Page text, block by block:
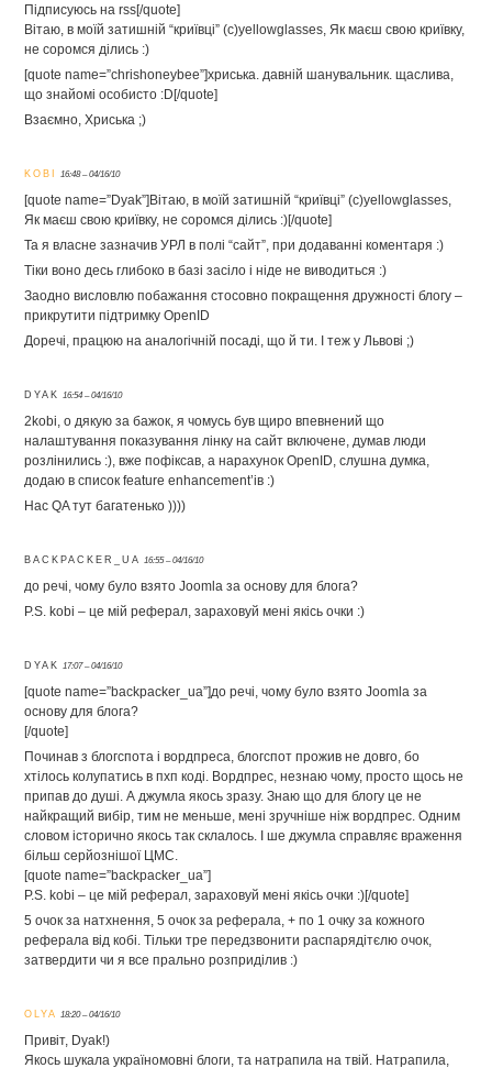
Підписуюсь на rss[/quote]
Вітаю, в моїй затишній “криївці” (с)yellowglasses, Як маєш свою криївку,
не соромся ділись :)
[quote name=”chrishoneybee”]хриська. давній шанувальник. щаслива,
що знайомі особисто :D[/quote]
Взаємно, Хриська ;)
KOBI 16:48 – 04/16/10
[quote name=”Dyak”]Вітаю, в моїй затишній “криївці” (с)yellowglasses,
Як маєш свою криївку, не соромся ділись :)[/quote]
Та я власне зазначив УРЛ в полі “сайт”, при додаванні коментаря :)
Тіки воно десь глибоко в базі засіло і ніде не виводиться :)
Заодно висловлю побажання стосовно покращення дружності блогу –
прикрутити підтримку OpenID
Доречі, працюю на аналогічній посаді, що й ти. І теж у Львові ;)
DYAK 16:54 – 04/16/10
2kobi, о дякую за бажок, я чомусь був щиро впевнений що
налаштування показування лінку на сайт включене, думав люди
розлінились :), вже пофіксав, а нарахунок OpenID, слушна думка,
додаю в список feature enhancement’ів :)
Нас QA тут багатенько ))))
BACKPACKER_UA 16:55 – 04/16/10
до речі, чому було взято Joomla за основу для блога?
P.S. kobi – це мій реферал, зараховуй мені якісь очки :)
DYAK 17:07 – 04/16/10
[quote name=”backpacker_ua”]до речі, чому було взято Joomla за
основу для блога?
[/quote]
Починав з блогспота і вордпреса, блогспот прожив не довго, бо
хтілось колупатись в пхп коді. Вордпрес, незнаю чому, просто щось не
припав до душі. А джумла якось зразу. Знаю що для блогу це не
найкращий вибір, тим не меньше, мені зручніше ніж вордпрес. Одним
словом історично якось так склалось. І ше джумла справляє враження
більш серйознішої ЦМС.
[quote name=”backpacker_ua”]
P.S. kobi – це мій реферал, зараховуй мені якісь очки :)[/quote]
5 очок за натхнення, 5 очок за реферала, + по 1 очку за кожного
реферала від кобі. Тільки тре передзвонити распарядітєлю очок,
затвердити чи я все прально розприділив :)
OLYA 18:20 – 04/16/10
Привіт, Dyak!)
Якось шукала україномовні блоги, та натрапила на твій. Натрапила,